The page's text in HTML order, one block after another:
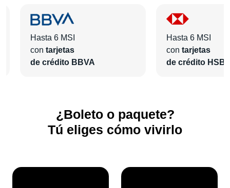
Hasta 6 MSI
con tarjetas
de crédito BBVA
Hasta 6 MSI
con tarjetas
de crédito
¿Boleto o paquete?
Tú eliges cómo vivirlo